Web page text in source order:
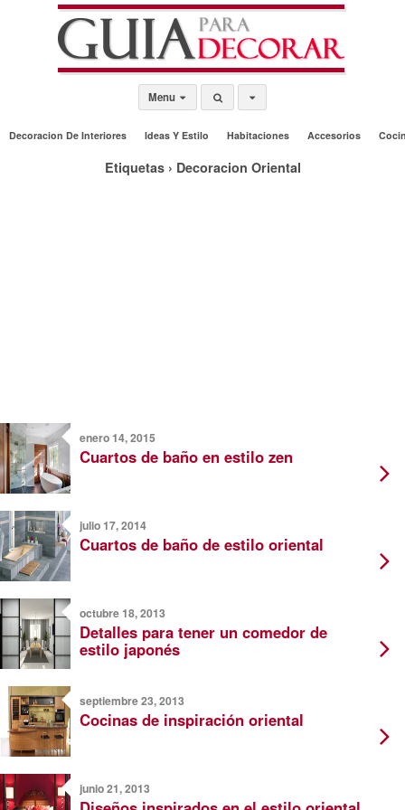
Menu
Decoracion De Interiores Ideas Y Estilo Habitaciones Accesorios
Etiquetas › Decoracion Oriental
enero 14, 2015
Cuartos de baño en estilo zen
julio 17, 2014
Cuartos de baño de estilo oriental
octubre 18, 2013
Detalles para tener un comedor de
estilo japonés
septiembre 23, 2013
Cocinas de inspiración oriental
junio 21, 2013